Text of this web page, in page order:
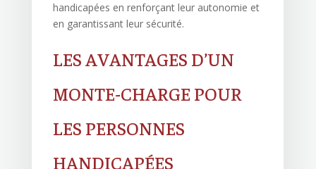
handicapées en renforçant leur autonomie et
en garantissant leur sécurité.
LES AVANTAGES D’UN
MONTE-CHARGE POUR
LES PERSONNES
HANDICAPÉES